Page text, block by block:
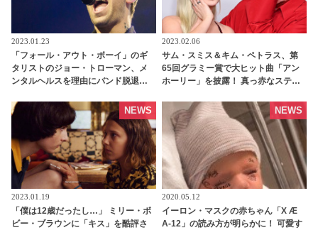
2023.01.23
「フォール・アウト・ボーイ」のギ
タリストのジョー・トローマン、メ
ンタルヘルスを理由にバンド脱退を
将来的な復帰への意欲も - tvgroove
2023.02.06
サム・スミス＆キム・ペトラス、第
65回グラミー賞で大ヒット曲「アン
ホーリー」を披露！ 真っ赤なステー
歌声にうっとり… プレゼンターとし
てマドンナも登場する豪華っぷり[動
画あり] - tvgroove
2023.01.19
「僕は12歳だったし…」 ミリー・ボ
ビー・ブラウンに「キス」を酷評さ
NEWS
2020.05.12
イーロン・マスクの赤ちゃん「X Æ
A-12」の読み方が明らかに！ 可愛す
NEWS